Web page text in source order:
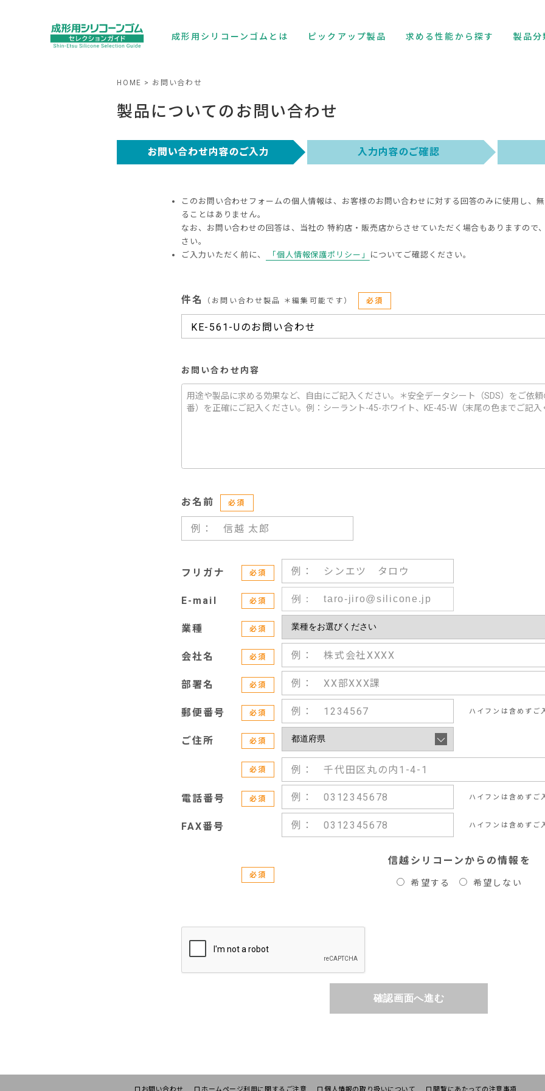
成形用シリコーンゴムとは ピックアップ製品 求める性能から探す 製品分
HOME お問い合わせ
製品についてのお問い合わせ
このお問い合わせフォームの個人情報は、お客様のお問い合わせに対する回答のみに使用し、
ることはありません。
なお、お問い合わせの回答は、当社の 特約店・販売店からさせていただく場合もありますので
さい。
ご入力いただく前に、
「個人情報保護ポリシー」 についてご確認ください。
件名 （お問い合わせ製品 ＊編集可能です） 必須
お問い合わせ内容
お名前 必須
フリガナ 必須
E-mail 必須
業種 必須
会社名 必須
部署名 必須
郵便番号 必須 ハイフンは含めずご
ご住所 必須
必須
電話番号 必須 ハイフンは含めずご
FAX番号 ハイフンは含めずご
必須
信越シリコーンからの情報を
希望する 希望しない
確認画面へ進む
お問い合わせ ホームページ利用に関するご注意 個人情報の取り扱いについて 閲覧にあたっての注意事項